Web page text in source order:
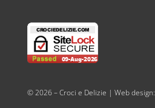
© 2026 – Croci e Delizie | Web design: